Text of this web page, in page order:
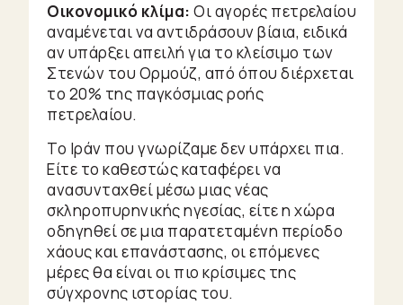
Οικονομικό κλίμα: Οι αγορές πετρελαίου
αναμένεται να αντιδράσουν βίαια, ειδικά
αν υπάρξει απειλή για το κλείσιμο των
Στενών του Ορμούζ, από όπου διέρχεται
το 20% της παγκόσμιας ροής
πετρελαίου.
Το Ιράν που γνωρίζαμε δεν υπάρχει πια.
Είτε το καθεστώς καταφέρει να
ανασυνταχθεί μέσω μιας νέας
σκληροπυρηνικής ηγεσίας, είτε η χώρα
οδηγηθεί σε μια παρατεταμένη περίοδο
χάους και επανάστασης, οι επόμενες
μέρες θα είναι οι πιο κρίσιμες της
σύγχρονης ιστορίας του.